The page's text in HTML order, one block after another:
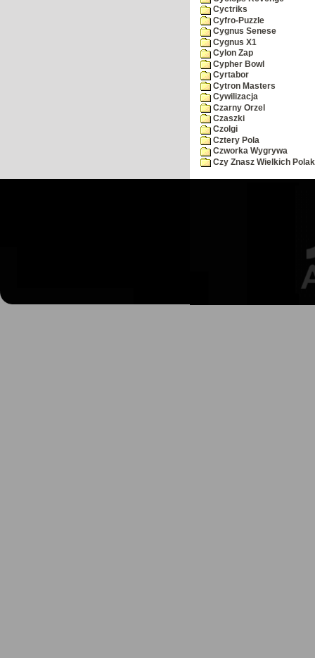
Cyctriks
Cyfro-Puzzle
Cygnus Senese
Cygnus X1
Cylon Zap
Cypher Bowl
Cyrtabor
Cytron Masters
Cywilizacja
Czarny Orzel
Czaszki
Czolgi
Cztery Pola
Czworka Wygrywa
Czy Znasz Wielkich